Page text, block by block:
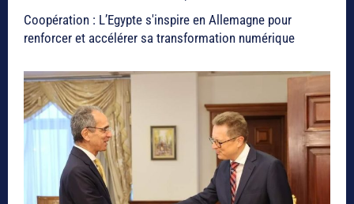
Coopération : L’Egypte s'inspire en Allemagne pour
renforcer et accélérer sa transformation numérique